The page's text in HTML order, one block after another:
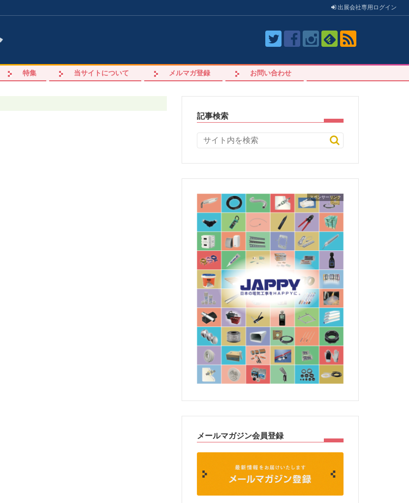
出展会社専用 ログイン
特集 当サイトについて メルマガ登録 お問い合わせ
記事検索
メールマガジン会員登録